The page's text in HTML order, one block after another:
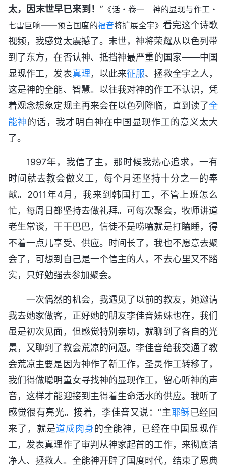
太，因末世早已来到！” 《话・卷一 神的显现与作工・
七雷巨响——预言国度的福音将扩展全宇》看完这个诗歌
视频，我感觉太震撼了。末世，神将荣耀从以色列带
到了东方，在否认神、抵挡神最严重的国家——中国
显现作工，发表真理，以此来征服、拯救全宇之人，
这是神的全能、智慧。以往我对神的作工不认识，凭
着观念想象定规主再来会在以色列降临，直到读了全
能神的话，我才明白神在中国显现作工的意义太大
了。
1997年，我信了主，那时候我热心追求，一有
时间就去教会做义工，每个月还坚持十分之一的奉
献。2011年4月，我来到韩国打工，不管上班怎么
忙，每周日都坚持去做礼拜。可每次聚会，牧师讲道
老生常谈，干干巴巴，信徒不是唠嗑就是打瞌睡，得
不着一点儿享受、供应。时间长了，我也不愿意去聚
会了，可想到自己是一个信主的人，不去心里又不踏
实，只好勉强去参加聚会。
一次偶然的机会，我遇见了以前的教友，她邀请
我去她家做客，正好她的朋友李佳音姊妹也在，我们
虽是初次见面，但感觉特别亲切，就聊到了各自的光
景，又聊到了教会荒凉的问题。李佳音给我交通了教
会荒凉主要是因为神作了新工作，圣灵作工转移了，
我们得做聪明童女寻找神的显现作工，留心听神的声
音，这样才能迎接到主得着生命活水的供应。我听了
感觉很有亮光。接着，李佳音又说：“主耶稣已经回
来了，就是道成肉身的全能神，已经在中国显现作
工，发表真理作了审判从神家起首的工作，来彻底洁
净人、拯救人。全能神开辟了国度时代，结束了恩典